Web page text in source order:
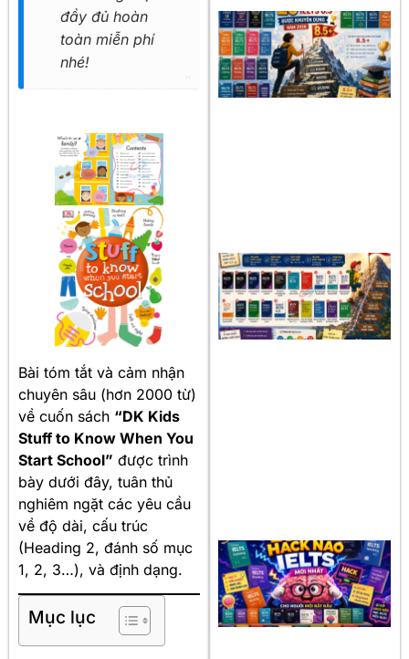
đầy đủ hoàn
toàn miễn phí
nhé!
Bài tóm tắt và cảm nhận
chuyên sâu (hơn 2000 từ)
về cuốn sách “DK Kids
Stuff to Know When You
Start School” được trình
bày dưới đây, tuân thủ
nghiêm ngặt các yêu cầu
về độ dài, cấu trúc
(Heading 2, đánh số mục
1, 2, 3…), và định dạng.
Mục lục